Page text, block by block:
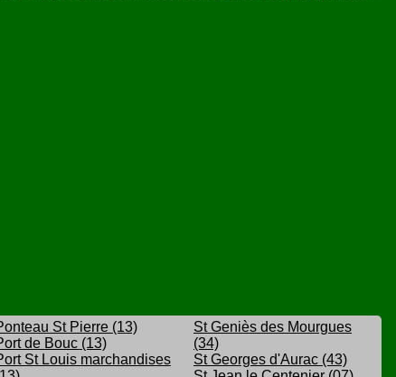
St Pierre (13)
de Bouc (13)
St Louis marchandises
St Geniès des Mourgues
(34)
St Georges d'Aurac (43)